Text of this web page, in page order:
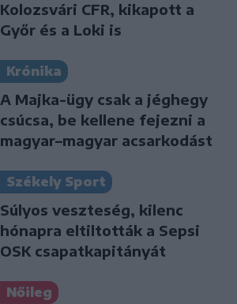
Kolozsvári CFR, kikapott a
Győr és a Loki is
Krónika
A Majka-ügy csak a jéghegy
csúcsa, be kellene fejezni a
magyar–magyar acsarkodást
Székely Sport
Súlyos veszteség, kilenc
hónapra eltiltották a Sepsi
OSK csapatkapitányát
Nőileg